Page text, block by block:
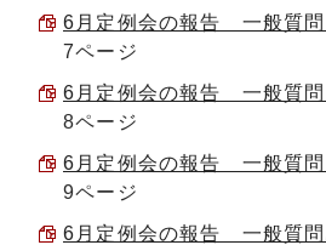
6月定例会の報告 一般質問
7ページ
6月定例会の報告 一般質問
8ページ
6月定例会の報告 一般質問
9ページ
6月定例会の報告 一般質問